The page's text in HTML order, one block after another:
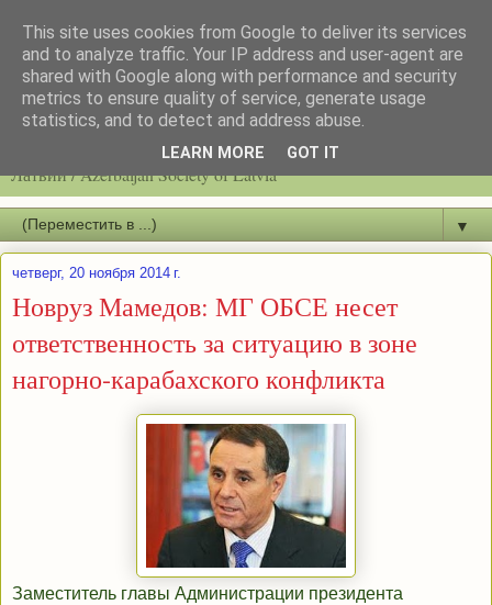
Latvijas azerbaidžāņu biedrību / Общество азербайджанцев
Латвии / Azerbaijan Society of Latvia
▼
четверг, 20 ноября 2014 г.
Новруз Мамедов: МГ ОБСЕ несет
ответственность за ситуацию в зоне
нагорно-карабахского конфликта
Заместитель главы Администрации президента
This site uses cookies from Google to deliver its services
and to analyze traffic. Your IP address and user-agent are
shared with Google along with performance and security
metrics to ensure quality of service, generate usage
statistics, and to detect and address abuse.
LEARN MORE GOT IT